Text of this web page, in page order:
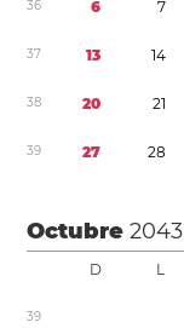
36 6 7
37 13 14
38 20 21
39 27 28
Octubre2043
D L
39